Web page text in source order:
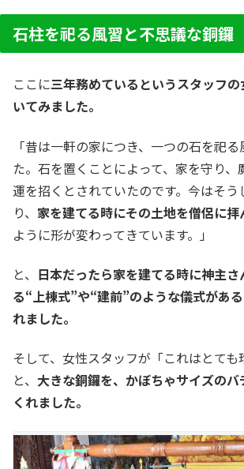
石柱を祀る風習と不思議な銅鑼
ここに三年務めているというスタッフ
いてみました。
「昔は一軒の家につき、一つの石を祀
た。石を置くことによって、家を守り、
運を招くとされていたのです。今はそう
り、 家を建てる時にその土地を僧侶に拝
ように形が変わってきています。」
と、 日本だったら家を建てる時に神主さ
る“上棟式”や“建前”のような儀式があ
れました。
そして、女性スタッフが「これはとても
と、 大きな銅鑼を、かぼちゃサイズの
くれました。